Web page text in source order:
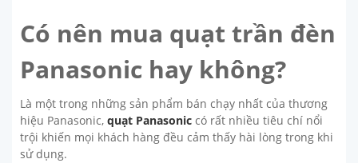
Có nên mua quạt trần đèn
Panasonic hay không?
Là một trong những sản phẩm bán chạy nhất của thương
hiệu Panasonic, quạt Panasonic có rất nhiều tiêu chí nổi
trội khiến mọi khách hàng đều cảm thấy hài lòng trong khi
sử dụng.